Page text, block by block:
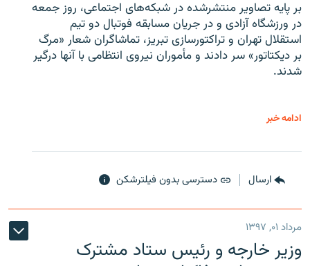
بر پایه تصاویر منتشرشده در شبکه‌های اجتماعی، روز جمعه
در ورزشگاه آزادی و در جریان مسابقه فوتبال دو تیم
استقلال تهران و تراکتورسازی تبریز، تماشاگران شعار «مرگ
بر دیکتاتور» سر دادند و مأموران نیروی انتظامی با آنها درگیر
شدند.
ادامه خبر
ارسال دسترسی بدون فیلترشکن
مرداد ۰۱, ۱۳۹۷
وزیر خارجه و رئیس‌ ستاد مشترک